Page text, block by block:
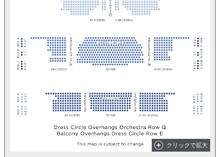
クリックで拡大